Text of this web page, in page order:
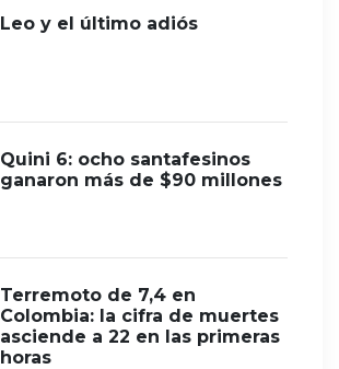
Leo y el último adiós
Quini 6: ocho santafesinos
ganaron más de $90 millones
Terremoto de 7,4 en
Colombia: la cifra de muertes
asciende a 22 en las primeras
horas